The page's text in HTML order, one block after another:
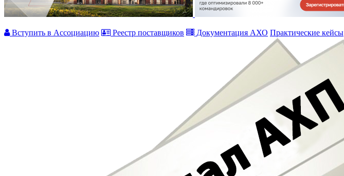
Вступить в Ассоциацию Реестр поставщиков Документация АХО Практические кейсы